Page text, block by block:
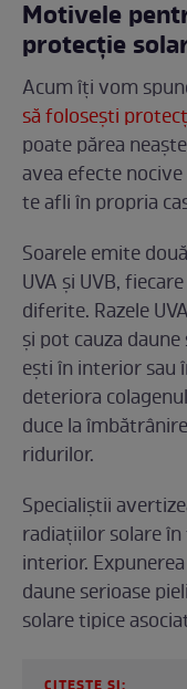
Motivele
protecție
Acum îți vom
să folosești
poate părea
avea efecte
te afli în propria
Soarele emite
UVA și UVB,
diferite. Razele
și pot cauza
ești în interior sau
deteriora
duce la
ridurilor.
Specialiștii
radiațiilor solare
interior.
daune serioase
solare tipice